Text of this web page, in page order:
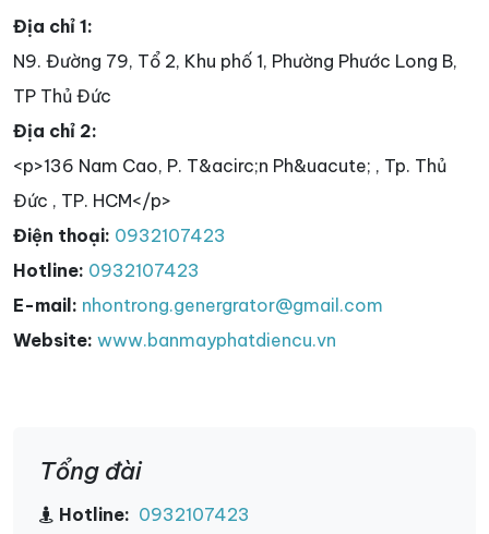
Địa chỉ 1:
N9. Đường 79, Tổ 2, Khu phố 1, Phường Phước Long B,
TP Thủ Đức
Địa chỉ 2:
<p>136 Nam Cao, P. T&acirc;n Ph&uacute; , Tp. Thủ
Đức , TP. HCM</p>
Điện thoại: 0932107423
Hotline: 0932107423
E-mail: nhontrong.genergrator@gmail.com
Website: www.banmayphatdiencu.vn
Tổng đài
Hotline: 0932107423